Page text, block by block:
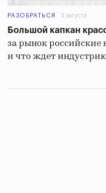
РАЗОБРАТЬСЯ 3 августа
Большой капкан
за рынок российские
и что ждет